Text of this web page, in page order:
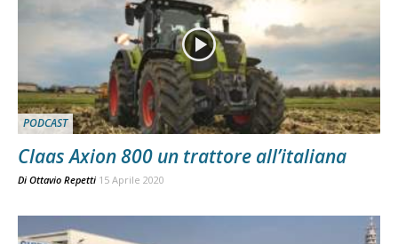
PODCAST
Claas Axion 800 un trattore all’italiana
Di Ottavio Repetti 15 Aprile 2020